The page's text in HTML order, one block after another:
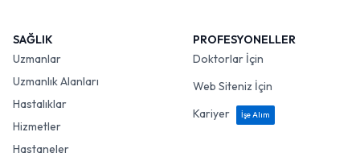
SAĞLIK
Uzmanlar
Uzmanlık Alanları
Hastalıklar
Hizmetler
Hastaneler
PROFESYONELLER
Doktorlar İçin
Web Siteniz İçin
Kariyer
İşe Alım